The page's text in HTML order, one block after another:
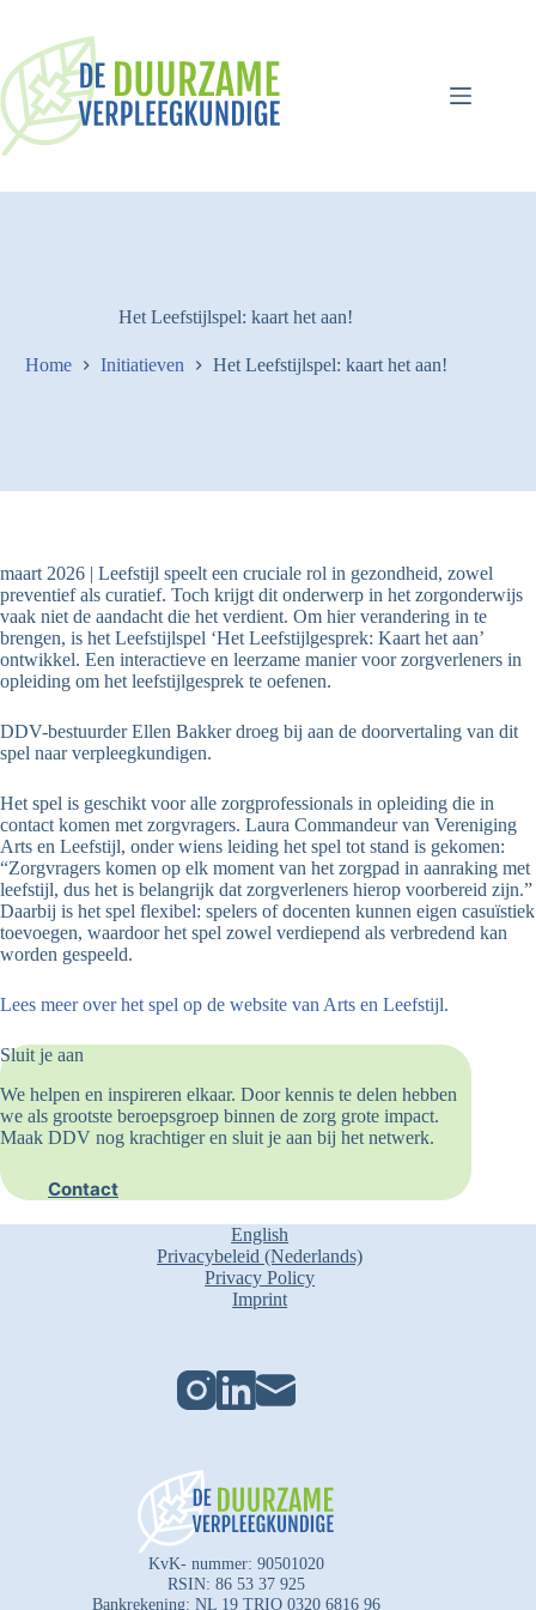
inhoud
Het Leefstijlspel: kaart het aan!
Home Initiatieven Het Leefstijlspel: kaart het aan!
maart 2026 | Leefstijl speelt een cruciale rol in gezondheid, zowel
preventief als curatief. Toch krijgt dit onderwerp in het zorgonderwijs
vaak niet de aandacht die het verdient. Om hier verandering in te
brengen, is het Leefstijlspel ‘Het Leefstijlgesprek: Kaart het aan’
ontwikkel. Een interactieve en leerzame manier voor zorgverleners in
opleiding om het leefstijlgesprek te oefenen.
DDV-bestuurder Ellen Bakker droeg bij aan de doorvertaling van dit
spel naar verpleegkundigen.
Het spel is geschikt voor alle zorgprofessionals in opleiding die in
contact komen met zorgvragers. Laura Commandeur van Vereniging
Arts en Leefstijl, onder wiens leiding het spel tot stand is gekomen:
“Zorgvragers komen op elk moment van het zorgpad in aanraking met
leefstijl, dus het is belangrijk dat zorgverleners hierop voorbereid zijn.”
Daarbij is het spel flexibel: spelers of docenten kunnen eigen casuïstiek
toevoegen, waardoor het spel zowel verdiepend als verbredend kan
worden gespeeld.
Lees meer over het spel op de website van Arts en Leefstijl.
Sluit je aan
We helpen en inspireren elkaar. Door kennis te delen hebben
we als grootste beroepsgroep binnen de zorg grote impact.
Maak DDV nog krachtiger en sluit je aan bij het netwerk.
Contact
English
Privacybeleid (Nederlands)
Privacy Policy
Imprint
KvK- nummer: 90501020
RSIN: 86 53 37 925
Bankrekening: NL 19 TRIO 0320 6816 96